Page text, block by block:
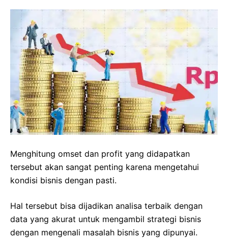
Menghitung omset dan profit yang didapatkan
tersebut akan sangat penting karena mengetahui
kondisi bisnis dengan pasti.
Hal tersebut bisa dijadikan analisa terbaik dengan
data yang akurat untuk mengambil strategi bisnis
dengan mengenali masalah bisnis yang dipunyai.